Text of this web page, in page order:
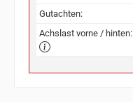
Gutachten:
Achslast vorne / hinten: